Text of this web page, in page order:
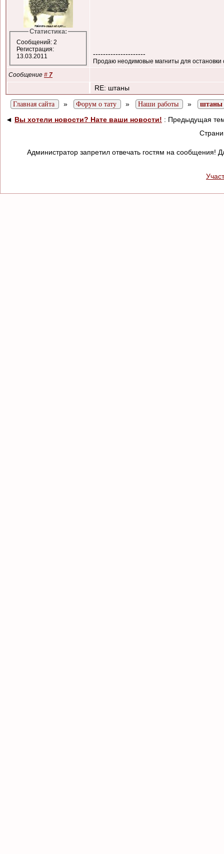
Статистика:
Сообщений: 2
Регистрация:
13.03.2011
---------------------
Продаю неодимовые магниты для остановки
Сообщение # 7
RE: штаны
Главная сайта » Форум о тату » Наши работы » штаны
◄ Вы хотели новости? Нате ваши новости! : Предыдущая
Администратор запретил отвечать гостям на сообщения!